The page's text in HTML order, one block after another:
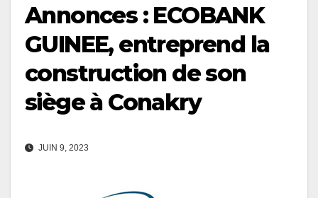
Annonces : ECOBANK
GUINEE, entreprend la
construction de son
siège à Conakry
JUIN 9, 2023